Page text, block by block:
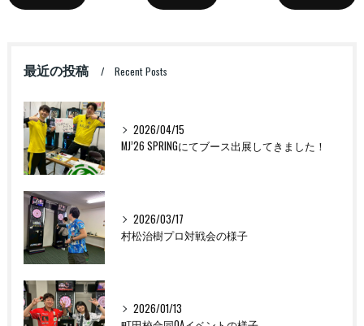
最近の投稿 Recent Posts
2026/04/15
MJ’26 SPRINGにてブース出展してきました！
2026/03/17
村松治樹プロ対戦会の様子
2026/01/13